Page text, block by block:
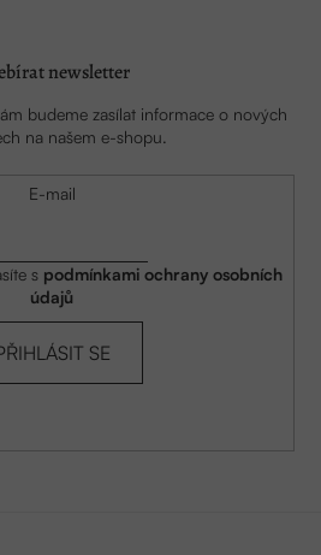
newsletter
budeme zasílat informace o nových
na našem e-shopu.
E-mail
s podmínkami ochrany osobních
údajů
SE